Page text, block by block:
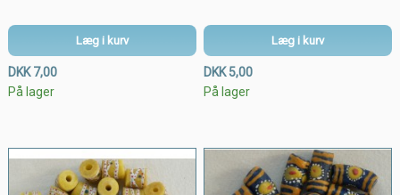
Læg i kurv
DKK 7,00
På lager
Læg i kurv
DKK 5,00
På lager